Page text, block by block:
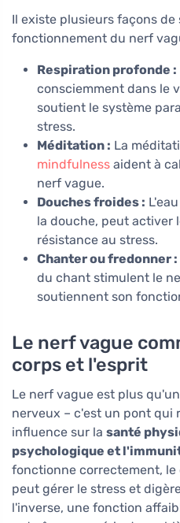
Il existe plusieurs façons de
fonctionnement du nerf
Respiration profonde :
consciemment dans le
soutient le système
stress.
Méditation : La
mindfulness aident à
nerf vague.
Douches froides :
la douche, peut activer
résistance au stress.
Chanter ou fredonner :
du chant stimulent le
soutiennent son
Le nerf vague
corps et l'esprit
Le nerf vague est plus
nerveux – c'est un pont qui
influence sur la santé
psychologique et
fonctionne correctement, le
peut gérer le stress et
l'inverse, une fonction